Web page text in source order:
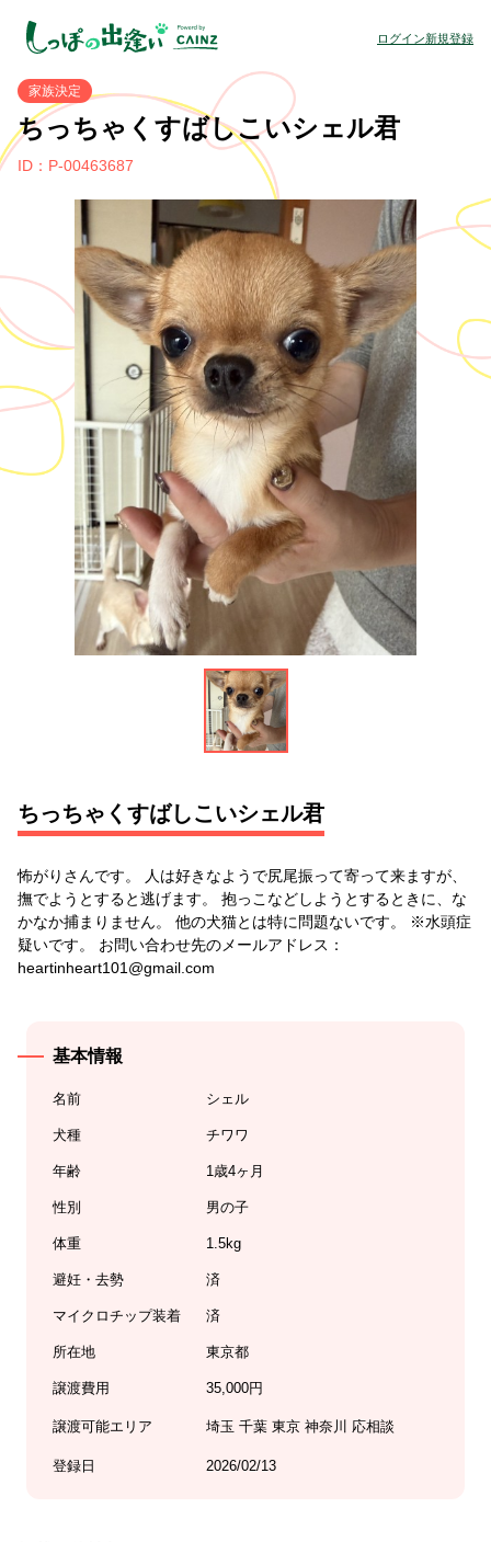
ログイン新規登録
家族決定
ちっちゃくすばしこいシェル君
ID：P-00463687
ちっちゃくすばしこいシェル君
怖がりさんです。 人は好きなようで尻尾振って寄って来ますが、
撫でようとすると逃げます。 抱っこなどしようとするときに、な
かなか捕まりません。 他の犬猫とは特に問題ないです。 ※水頭症
疑いです。 お問い合わせ先のメールアドレス：
heartinheart101@gmail.com
基本情報
名前 シェル
犬種 チワワ
年齢 1歳4ヶ月
性別 男の子
体重 1.5kg
避妊・去勢 済
マイクロチップ装着 済
所在地 東京都
譲渡費用 35,000円
譲渡可能エリア 埼玉 千葉 東京 神奈川 応相談
登録日 2026/02/13